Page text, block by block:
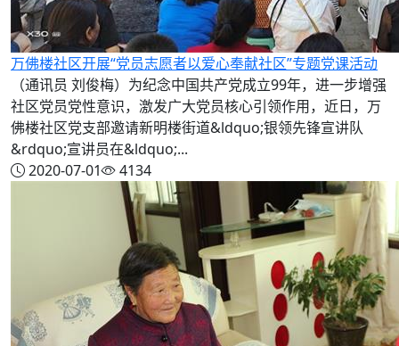
万佛楼社区开展“党员志愿者以爱心奉献社区”专题党课活动
（通讯员 刘俊梅）为纪念中国共产党成立99年，进一步增强
社区党员党性意识，激发广大党员核心引领作用，近日，万
佛楼社区党支部邀请新明楼街道&ldquo;银领先锋宣讲队
&rdquo;宣讲员在&ldquo;...
2020-07-01
4134